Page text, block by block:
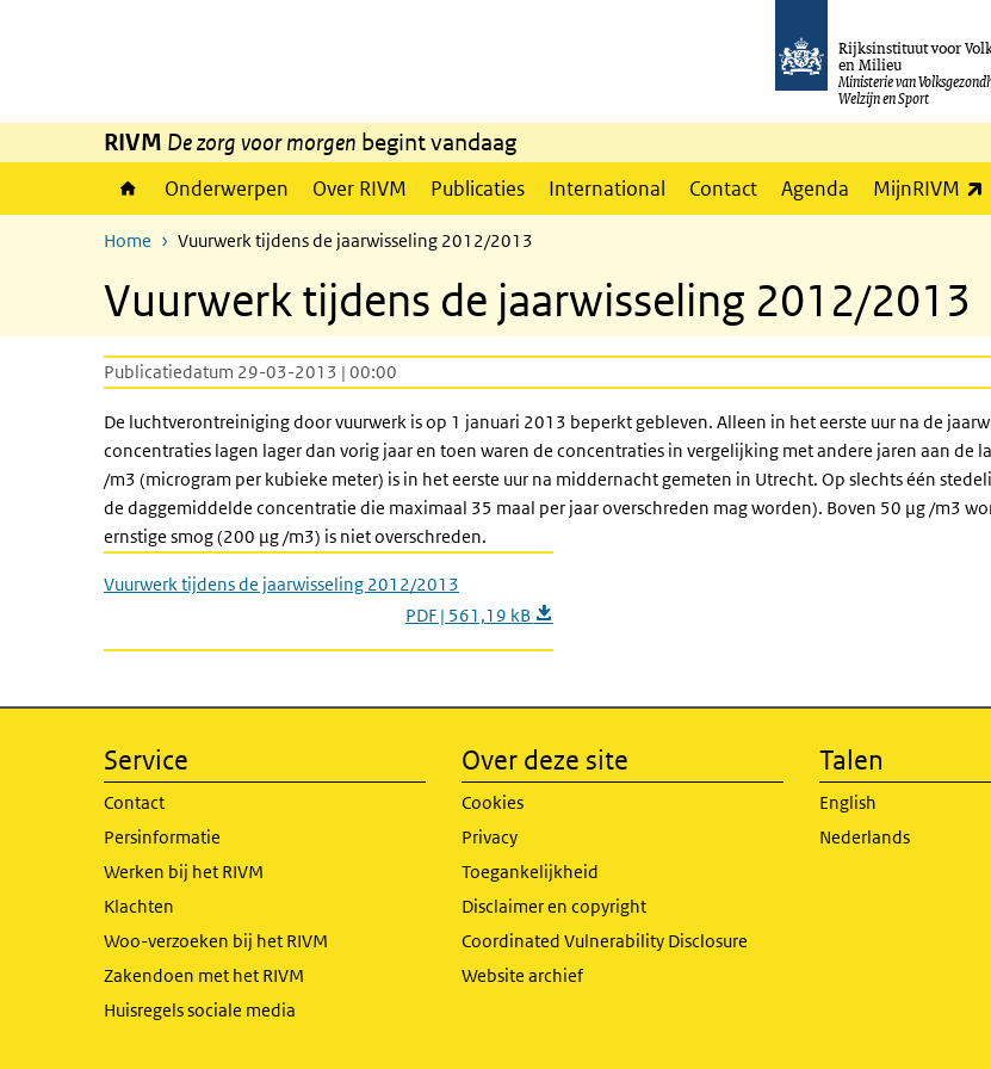
Rijksinstituut voor
en Milieu
Ministerie van
Welzijn en Sport
RIVM De zorg voor morgen begint vandaag
Onderwerpen Over RIVM Publicaties International Contact Agenda MijnRIVM
Home Vuurwerk tijdens de jaarwisseling 2012/2013
Vuurwerk tijdens de jaarwisseling 2012/2013
Publicatiedatum 29-03-2013 | 00:00
De luchtverontreiniging door vuurwerk is op 1 januari 2013 beperkt gebleven. Alleen in het eerste uur na de
concentraties lagen lager dan vorig jaar en toen waren de concentraties in vergelijking met andere jaren aan
/m3 (microgram per kubieke meter) is in het eerste uur na middernacht gemeten in Utrecht. Op slechts één
de daggemiddelde concentratie die maximaal 35 maal per jaar overschreden mag worden). Boven 50 µg /m3
ernstige smog (200 µg /m3) is niet overschreden.
Vuurwerk tijdens de jaarwisseling 2012/2013
PDF | 561,19 kB
Service
Contact
Persinformatie
Werken bij het RIVM
Klachten
Woo-verzoeken bij het RIVM
Zakendoen met het RIVM
Huisregels sociale media
Over deze site
Cookies
Privacy
Toegankelijkheid
Disclaimer en copyright
Coordinated Vulnerability Disclosure
Website archief
Talen
English
Nederlands